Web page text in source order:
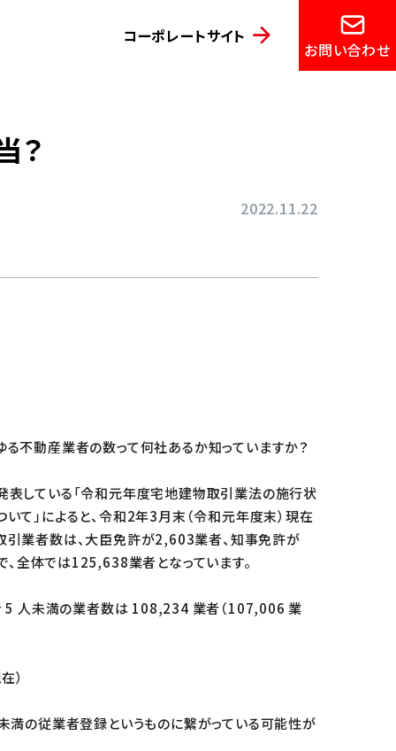
コーポレートサイト
お問い合わせ
？
2022.11.22
不動産業者の数って何社あるか知っていますか？
表している「令和元年度宅地建物取引業法の施行状
て」によると、令和2年3月末（令和元年度末）現在
引業者数は、大臣免許が2,603業者、知事免許が
全体では125,638業者となっています。
5 人未満の業者数は 108,234 業者（107,006 業
）
満の従業者登録というものに繋がっている可能性が